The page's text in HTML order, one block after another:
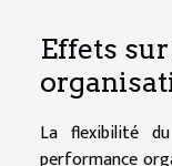
Effets
La flexibilité
performance